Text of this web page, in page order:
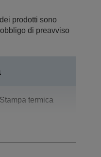
prodotti sono
di preavviso
Stampa termica